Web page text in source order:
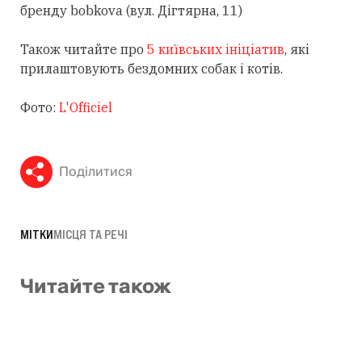
бренду bobkova (вул. Дігтярна, 11)
Також читайте про 5 київських ініціатив, які
прилаштовують бездомних собак і котів.
Фото: L'Officiel
Поділитися
МІТКИМІСЦЯ ТА РЕЧІ
Читайте також